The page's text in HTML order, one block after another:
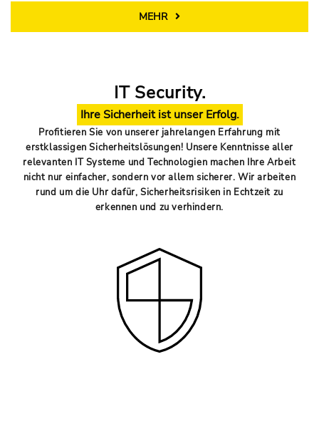
MEHR
IT Security.
Ihre Sicherheit ist unser Erfolg.
Profitieren Sie von unserer jahrelangen Erfahrung mit
erstklassigen Sicherheitslösungen! Unsere Kenntnisse aller
relevanten IT Systeme und Technologien machen Ihre Arbeit
nicht nur einfacher, sondern vor allem sicherer. Wir arbeiten
rund um die Uhr dafür, Sicherheitsrisiken in Echtzeit zu
erkennen und zu verhindern.